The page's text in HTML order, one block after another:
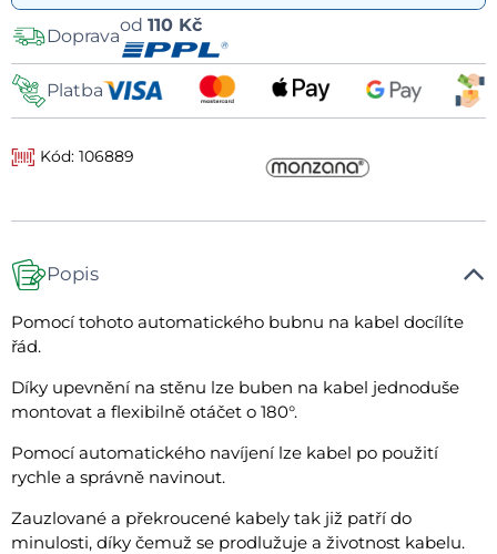
Dopravaod 110 Kč
Platba
Kód: 106889
Popis
Pomocí tohoto automatického bubnu na kabel docílíte
řád.
Díky upevnění na stěnu lze buben na kabel jednoduše
montovat a flexibilně otáčet o 180°.
Pomocí automatického navíjení lze kabel po použití
rychle a správně navinout.
Zauzlované a překroucené kabely tak již patří do
minulosti, díky čemuž se prodlužuje a životnost kabelu.